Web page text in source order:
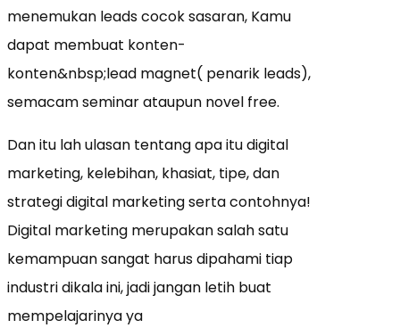
menemukan leads cocok sasaran, Kamu
dapat membuat konten-
konten&nbsp;lead magnet( penarik leads),
semacam seminar ataupun novel free.
Dan itu lah ulasan tentang apa itu digital
marketing, kelebihan, khasiat, tipe, dan
strategi digital marketing serta contohnya!
Digital marketing merupakan salah satu
kemampuan sangat harus dipahami tiap
industri dikala ini, jadi jangan letih buat
mempelajarinya ya